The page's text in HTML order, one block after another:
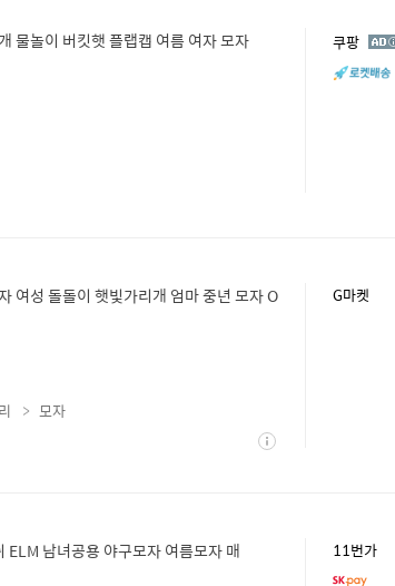
물놀이 버킷햇 플랩캡 여름 여자 모자 쿠팡 광
고
여성 돌돌이 햇빛가리개 엄마 중년 모자 O
G마켓
상
모자
남녀공용 야구모자 여름모자 매 11번가